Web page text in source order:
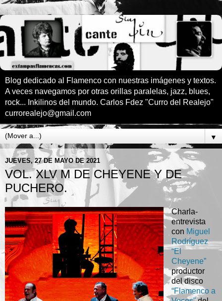
Blog dedicado al Flamenco con nuestras imágenes y textos.
A veces navegamos por otras orillas paralelas, jazz, blues,
rock... Inkilinos del mundo. Carlos Fdez "Curro del Realejo"
currorealejo@gmail.com
▼
JUEVES, 27 DE MAYO DE 2021
VOL. XLV M DE CHEYENE Y DE
PUCHERO.
Charla-
entrevista
con Miguel
Rodríguez
“El
Cheyene”
productor
del disco
“Flamenco a